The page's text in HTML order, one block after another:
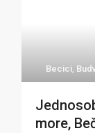
Becici,
more,